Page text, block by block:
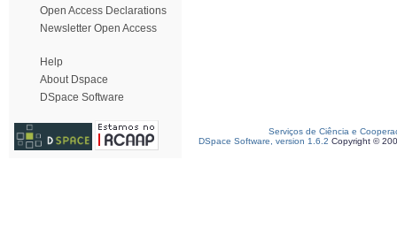
Open Access Declarations
Newsletter Open Access
Help
About Dspace
DSpace Software
Serviços de Ciência e
DSpace Software, version 1.6.2 Copyright ©